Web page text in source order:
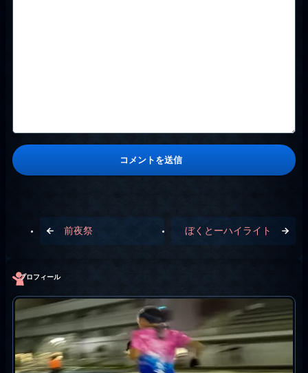
前夜祭 ぼくとーハイライト
プロフィール